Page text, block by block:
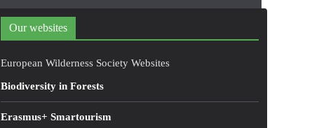
Our websites
European Wilderness Society Websites
Biodiversity in Forests
Erasmus+ Smartourism